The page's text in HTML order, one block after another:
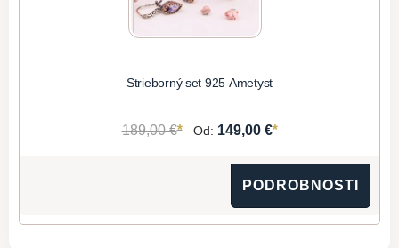
Strieborný set 925 Ametyst
189,00 €* Od: 149,00 €*
PODROBNOSTI